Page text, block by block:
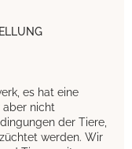
es hat eine
aber nicht
der Tiere,
werden. Wir